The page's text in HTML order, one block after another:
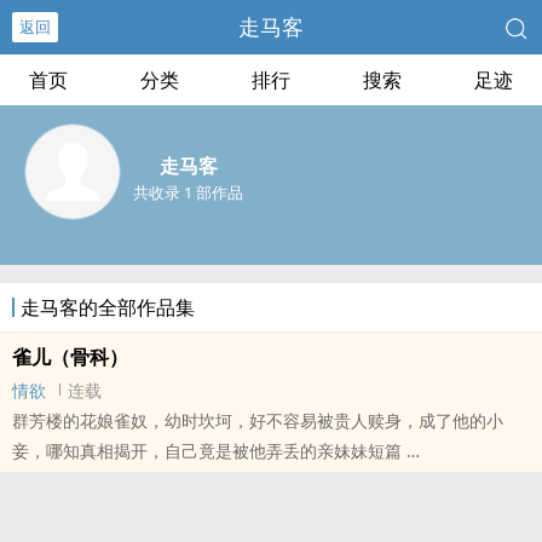
返回 走马客
首页 分类 排行 搜索 足迹
走马客
共收录 1 部作品
走马客的全部作品集
雀儿（骨科）
情欲
连载
群芳楼的花娘雀奴，幼时坎坷，好不容易被贵人赎身，成了他的小
妾，哪知真相揭开，自己竟是被他弄丢的亲妹妹短篇